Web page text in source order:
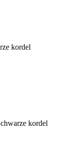
kordel
kordel